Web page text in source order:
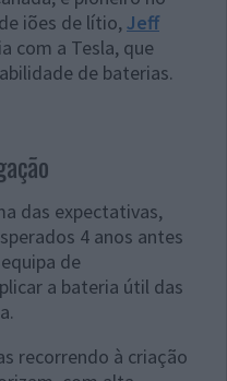
iões de lítio,Jeff
com a Tesla, que
de baterias.
das expectativas,
4 anos antes
de
a bateria útil das
recorrendo à criação